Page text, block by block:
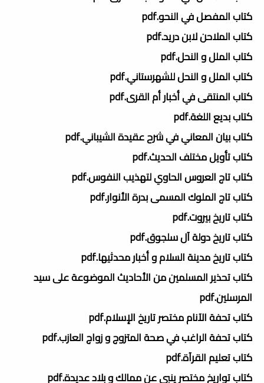
كتاب المفصل في النحو.pdf
كتاب الملاحن لابن دريد.pdf
كتاب الملل و النحل.pdf
كتاب الملل و النحل للشهرستاني.pdf
كتاب المنتقى في أخبار أم القرى.pdf
كتاب بديع اللغة.pdf
كتاب بيان المعاني في شرح عقيدة الشيباني.pdf
كتاب تأويل مختلف الحديث.pdf
كتاب تاج العروس الحاوي لتهذيب النفوس.pdf
كتاب تاج الملوك المسمى بدرة الأنوار.pdf
كتاب تاريخ بيروت.pdf
كتاب تاريخ دولة آل سلجوق.pdf
كتاب تاريخ مدينة السلام و أخبار محدثيها.pdf
كتاب تحذير المسلمين من الأحاديث الموضوعة على سيد
المرسلين.pdf
كتاب تحفة الآنام مختصر تاريخ الإسلام.pdf
كتاب تحفة الراغب في صحة المتزوج و زواج العازب.pdf
كتاب تعليم القرآة.pdf
كتاب تواريخ مختصر ينبي عن ممالك و بلاد عديدة.pdf